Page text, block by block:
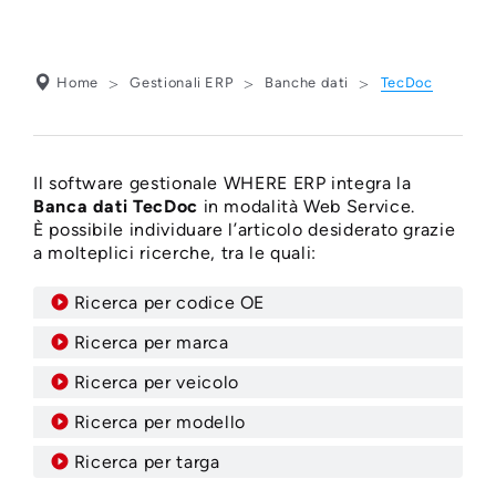
BANCA DATI
TECDOC
Home Gestionali ERP Banche dati TecDoc
Il software gestionale WHERE ERP integra la
Banca dati TecDoc in modalità Web Service.
È possibile individuare l’articolo desiderato grazie
a molteplici ricerche, tra le quali:
Ricerca per codice OE
Ricerca per marca
Ricerca per veicolo
Ricerca per modello
Ricerca per targa